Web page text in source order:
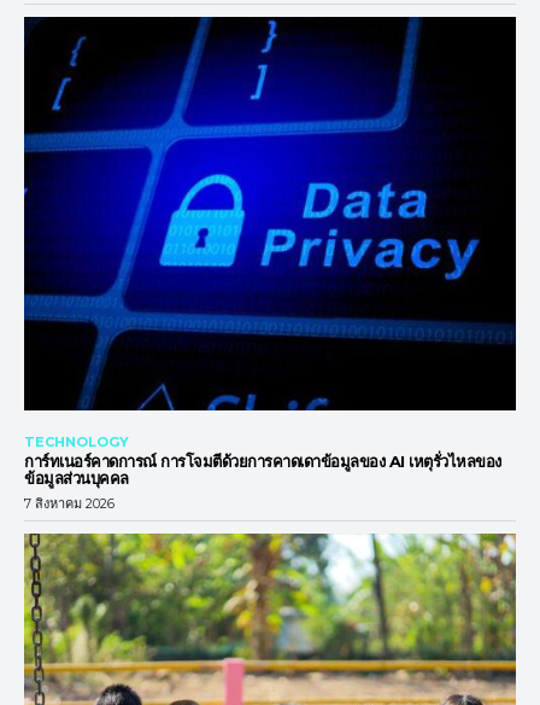
TECHNOLOGY
การ์ทเนอร์คาดการณ์ การโจมตีด้วยการคาดเดาข้อมูลของ AI เหตุรั่วไหลของ
ข้อมูลส่วนบุคคล
7 สิงหาคม 2026